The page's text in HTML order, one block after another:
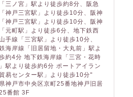
三ノ宮」駅より徒歩約8分、阪急
神戸三宮駅」より徒歩10分、阪神
神戸三宮駅」より徒歩10分、阪神
元町駅」より徒歩6分、地下鉄西
手線「三宮駅」より徒歩10分、
海岸線「旧居留地・大丸前」駅よ
約4分 地下鉄海岸線「三宮・花時
駅より徒歩約6分 ポートアイラン
易センター駅」より徒歩10分"
神戸市中央区京町25番地神戸旧居
番館 3F